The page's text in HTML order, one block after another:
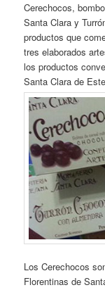
Cerechocos,
Santa Clara y
productos que
tres elaborados
los productos
Santa Clara de
Los Cerechocos
Florentinas de